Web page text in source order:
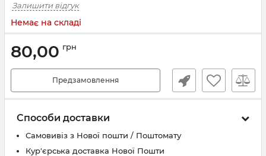
Залишити відгук
Немає на складі
80,00 грн
Предзамовлення
Способи доставки
Самовивіз з Нової пошти / Поштомату
Кур'єрська доставка Нової Пошти